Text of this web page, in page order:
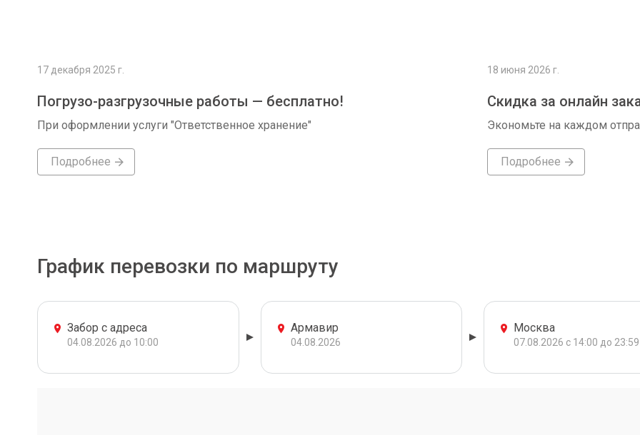
17 декабря 2025 г.
Погрузо-разгрузочные работы — бесплатно!
При оформлении услуги "Ответственное хранение"
Подробнее
18 июня 2026 г.
Скидка за онлайн
Экономьте на каждом
Подробнее
График перевозки по маршруту
Забор с адреса
04.08.2026 до 10:00
Армавир
04.08.2026
Москва
07.08.2026 с 14:00 до 23:59